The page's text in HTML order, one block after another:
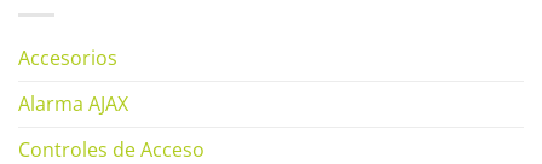
Accesorios
Alarma AJAX
Controles de Acceso